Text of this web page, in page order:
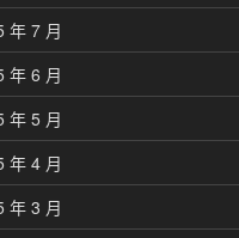
年 7 月
年 6 月
年 5 月
年 4 月
年 3 月